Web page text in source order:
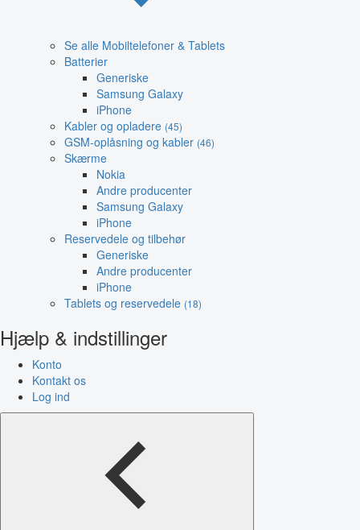
Se alle Mobiltelefoner & Tablets
Batterier
Generiske
Samsung Galaxy
iPhone
Kabler og opladere (45)
GSM-oplåsning og kabler (46)
Skærme
Nokia
Andre producenter
Samsung Galaxy
iPhone
Reservedele og tilbehør
Generiske
Andre producenter
iPhone
Tablets og reservedele (18)
Hjælp & indstillinger
Konto
Kontakt os
Log ind